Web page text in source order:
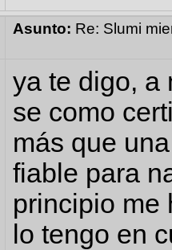
Asunto: Re: Slumi
ya te digo, a
se como
más que
fiable para
principio me
lo tengo en